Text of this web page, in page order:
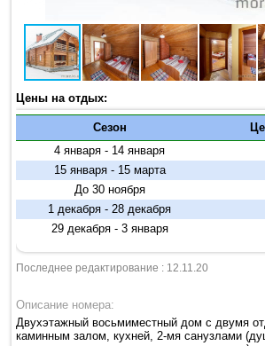
Цены на отдых:
Сезон
4 января - 14 января
15 января - 15 марта
До 30 ноября
1 декабря - 28 декабря
29 декабря - 3 января
Последнее редактирование : 12.11.20
Описание номера:
Двухэтажный восьмиместный дом с двумя
каминным залом, кухней, 2-мя санузлами